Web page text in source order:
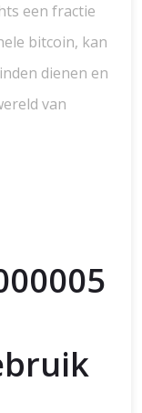
een fractie
bitcoin, kan
dienen en
van